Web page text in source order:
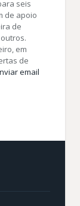
seis
de apoio
de
em
de
email